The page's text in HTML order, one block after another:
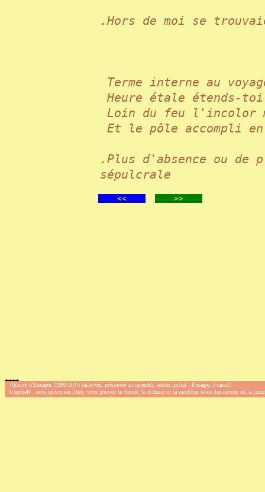
.Hors de moi se
Terme interne au
Heure étale étends-
Loin du feu
Et le pôle accompli
.Plus d'absence ou de
sépulcrale
<< >>
[Œuvre d'Escape, 1990-2015 (achevée, présentée au monde), auteur initial :Escape, France].
Copyleft : cette œuvre est libre, vous pouvez la copier, la diffuser et la modifier selon les termes de la